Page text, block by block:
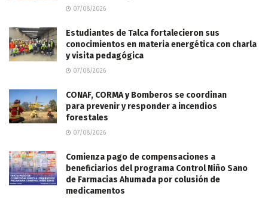
07/08/2026
Estudiantes de Talca fortalecieron sus
conocimientos en materia energética con charla
y visita pedagógica
07/08/2026
CONAF, CORMA y Bomberos se coordinan
para prevenir y responder a incendios
forestales
07/08/2026
Comienza pago de compensaciones a
beneficiarios del programa Control Niño Sano
de Farmacias Ahumada por colusión de
medicamentos